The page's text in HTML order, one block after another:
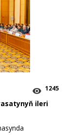
1245
ile­ri